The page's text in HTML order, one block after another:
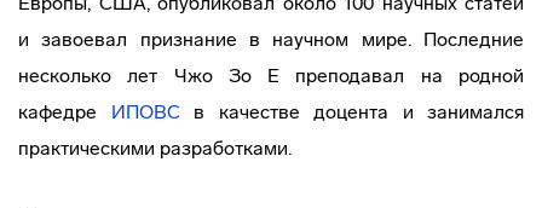
и завоевал признание в научном мире. Последние
несколько лет Чжо Зо Е преподавал на родной
кафедре ИПОВСв качестве доцента и занимался
практическими разработками.